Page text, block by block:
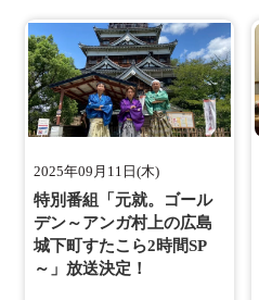
2025年09月11日(木)
特別番組「元就。ゴール
デン～アンガ村上の広島
城下町すたこら2時間SP
～」放送決定！